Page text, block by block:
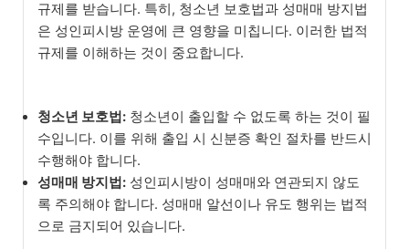
규제를 받습니다. 특히, 청소년 보호법과 성매매 방지법
은 성인피시방 운영에 큰 영향을 미칩니다. 이러한 법적
규제를 이해하는 것이 중요합니다.
청소년 보호법: 청소년이 출입할 수 없도록 하는 것이 필
수입니다. 이를 위해 출입 시 신분증 확인 절차를 반드시
수행해야 합니다.
성매매 방지법: 성인피시방이 성매매와 연관되지 않도
록 주의해야 합니다. 성매매 알선이나 유도 행위는 법적
으로 금지되어 있습니다.